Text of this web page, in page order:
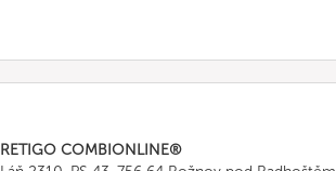
RETIGO COMBIONLINE®